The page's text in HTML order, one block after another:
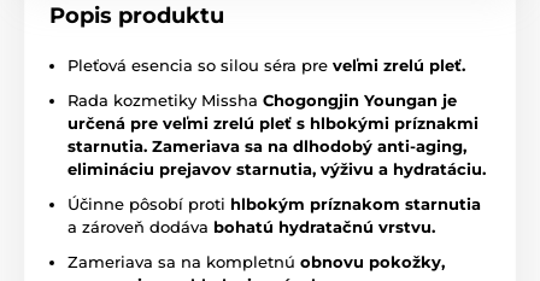
Popis produktu
Pleťová esencia so silou séra pre veľmi zrelú pleť.
Rada kozmetiky Missha Chogongjin Youngan je
určená pre veľmi zrelú pleť s hlbokými príznakmi
starnutia. Zameriava sa na dlhodobý anti-aging,
elimináciu prejavov starnutia, výživu a hydratáciu.
Účinne pôsobí proti hlbokým príznakom starnutia
a zároveň dodáva bohatú hydratačnú vrstvu.
Zameriava sa na kompletnú obnovu pokožky,